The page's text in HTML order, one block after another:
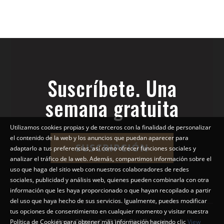
Suscríbete. Una
semana gratuita
SUSCRIPCIÓN
Pepe Diario © 2018 | Diseño web
Utilizamos cookies propias y de terceros con la finalidad de personalizar
el contenido de la web y los anuncios que puedan aparecer para
adaptarlo a tus preferencias, así como ofrecer funciones sociales y
analizar el tráfico de la web. Además, compartimos información sobre el
uso que haga del sitio web con nuestros colaboradores de redes
sociales, publicidad y análisis web, quienes pueden combinarla con otra
información que les haya proporcionado o que hayan recopilado a partir
del uso que haya hecho de sus servicios. Igualmente, puedes modificar
tus opciones de consentimiento en cualquier momento y visitar nuestra
Política de Cookies para obtener más información haciendo clicView